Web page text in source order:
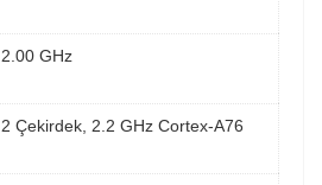
2.00 GHz
2 Çekirdek, 2.2 GHz Cortex-A76